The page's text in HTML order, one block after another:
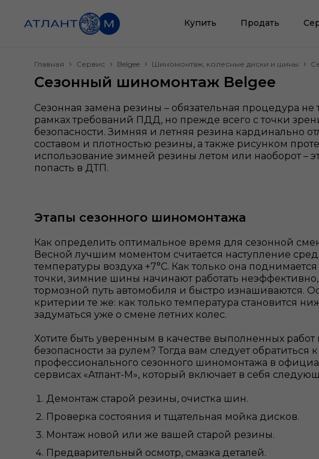
Купить Продать
Главная Сервис Belgee Шиномонтаж, колесные диски и шины
Сезонный шиномонтаж Belgee
Сезонная замена резины – обязательная процедура не
рамках требований ПДД, но прежде всего с точки
безопасности. Зимняя и летняя резина кардинально
составом и плотностью резины, а также рисунком
использование зимней резины летом или наоборот –
попасть в ДТП.
Этапы сезонного шиномонтажа
Как определить оптимальное время для сезонной
Весной лучшим моментом считается наступление
температуры воздуха +7°С. Как только она
точки, зимние шины начинают работать
тормозной путь автомобиля и быстро изнашиваются.
критерии те же: как только температура становится
задуматься уже о смене летних колес.
Хотите быть уверенным в качестве выполненных работ
безопасности за рулем? Тогда вам следует обратиться
профессионального сезонного шиномонтажа в
сервисах «Атлант-М», который включает в себя
Демонтаж старой резины, очистка шин.
Проверка состояния и тщательная мойка дисков.
Монтаж новой или же вашей старой резины.
Предварительный осмотр, смазка деталей.